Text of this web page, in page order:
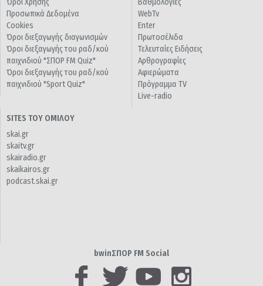
Όροι Χρήσης
Προσωπικά Δεδομένα
Cookies
Όροι διεξαγωγής διαγωνισμών
Όροι διεξαγωγής του ραδ/κού
παιχνιδιού "ΣΠΟΡ FM Quiz"
Όροι διεξαγωγής του ραδ/κού
παιχνιδιού "Sport Quiz"
Βαθμολογίες
WebTv
Enter
Πρωτοσέλιδα
Τελευταίες Ειδήσεις
Αρθρογραφίες
Αφιερώματα
Πρόγραμμα TV
Live-radio
SITES ΤΟΥ ΟΜΙΛΟΥ
skai.gr
skaitv.gr
skairadio.gr
skaikairos.gr
podcast.skai.gr
bwinΣΠΟΡ FM Social